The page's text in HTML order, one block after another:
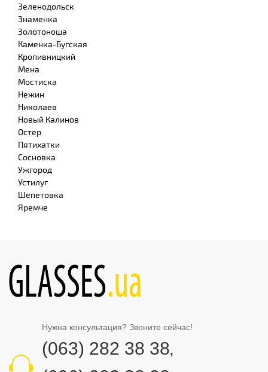
Зеленодольск
Знаменка
Золотоноша
Каменка-Бугская
Кропивницкий
Мена
Мостиска
Нежин
Николаев
Новый Калинов
Остер
Пятихатки
Сосновка
Ужгород
Устилуг
Шепетовка
Яремче
Нужна консультация? Звоните сейчас!
(063) 282 38 38,